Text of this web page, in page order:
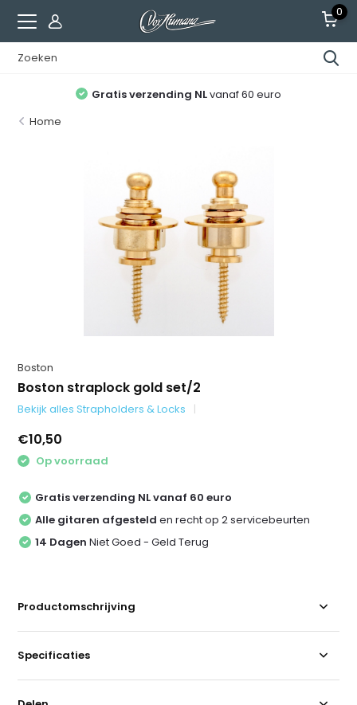
0
Gratis verzending NLvanaf 60 euro
Home
Boston
Boston straplock gold set/2
Bekijk alles Strapholders & Locks
€10,50
Op voorraad
Gratis verzending NL vanaf 60 euro
Alle gitaren afgesteld en recht op 2 servicebeurten
14 Dagen Niet Goed - Geld Terug
Productomschrijving
Specificaties